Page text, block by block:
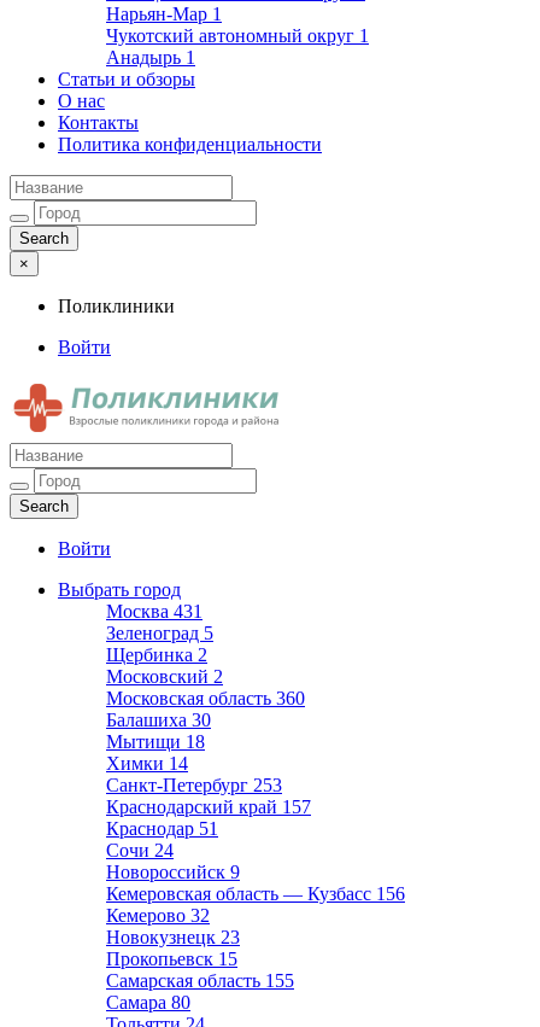
Нарьян-Мар 1
Чукотский автономный округ 1
Анадырь 1
Статьи и обзоры
О нас
Контакты
Политика конфиденциальности
×
Поликлиники
Войти
Поликлиники
Взрослые поликлиники города и района
Войти
Выбрать город
Москва 431
Зеленоград 5
Щербинка 2
Московский 2
Московская область 360
Балашиха 30
Мытищи 18
Химки 14
Санкт-Петербург 253
Краснодарский край 157
Краснодар 51
Сочи 24
Новороссийск 9
Кемеровская область — Кузбасс 156
Кемерово 32
Новокузнецк 23
Прокопьевск 15
Самарская область 155
Самара 80